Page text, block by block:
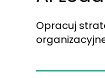
Opracuj